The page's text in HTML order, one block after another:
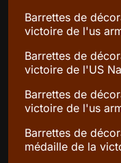
Barrettes de
victoire de l'us
Barrettes de
victoire de l'US
Barrettes de
victoire de l'us
Barrettes de
médaille de la